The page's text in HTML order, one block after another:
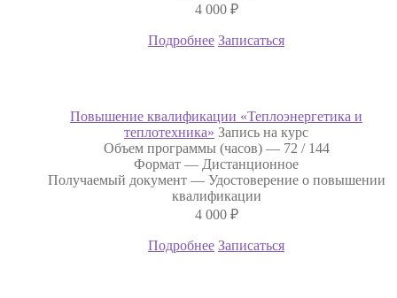
4 000 ₽
Подробнее Записаться
Повышение квалификации «Теплоэнергетика и
теплотехника» Запись на курс
Объем программы (часов) — 72 / 144
Формат — Дистанционное
Получаемый документ — Удостоверение о повышении
квалификации
4 000 ₽
Подробнее Записаться